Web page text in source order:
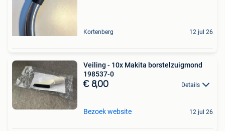
Kortenberg 12 jul 26
Veiling - 10x Makita borstelzuigmond
198537-0
€ 8,00 Details
Bezoek website 12 jul 26